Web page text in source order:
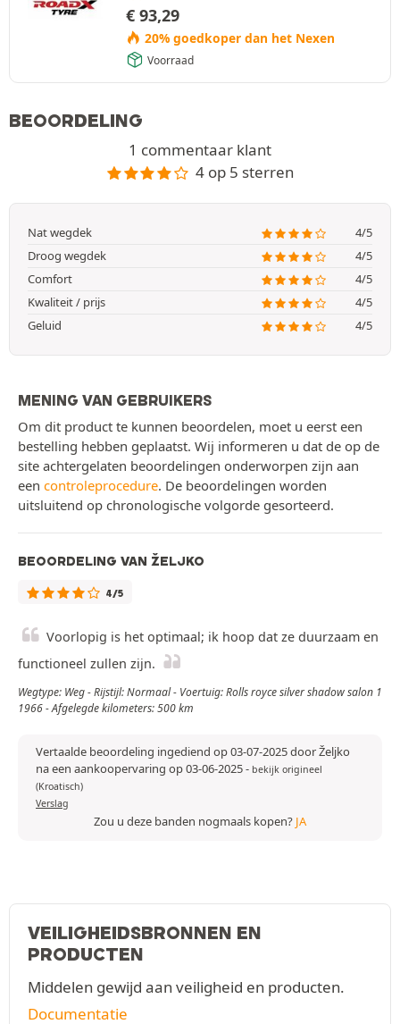
€ 93,29
20% goedkoper dan het Nexen
Voorraad
BEOORDELING
1 commentaar klant
4 op 5 sterren
Nat wegdek
4/5
Droog wegdek
4/5
Comfort
4/5
Kwaliteit / prijs
4/5
Geluid
4/5
MENING VAN GEBRUIKERS
Om dit product te kunnen beoordelen, moet u eerst een
bestelling hebben geplaatst. Wij informeren u dat de op de
site achtergelaten beoordelingen onderworpen zijn aan
een controleprocedure. De beoordelingen worden
uitsluitend op chronologische volgorde gesorteerd.
BEOORDELING VAN ŽELJKO
4/5
Voorlopig is het optimaal; ik hoop dat ze duurzaam en
functioneel zullen zijn.
Wegtype: Weg - Rijstijl: Normaal - Voertuig: Rolls royce silver shadow salon 1
1966 - Afgelegde kilometers: 500 km
Vertaalde beoordeling ingediend op 03-07-2025 door Željko
na een aankoopervaring op 03-06-2025- bekijk origineel
(Kroatisch)
Verslag
Zou u deze banden nogmaals kopen? JA
VEILIGHEIDSBRONNEN EN
PRODUCTEN
Middelen gewijd aan veiligheid en producten.
Documentatie